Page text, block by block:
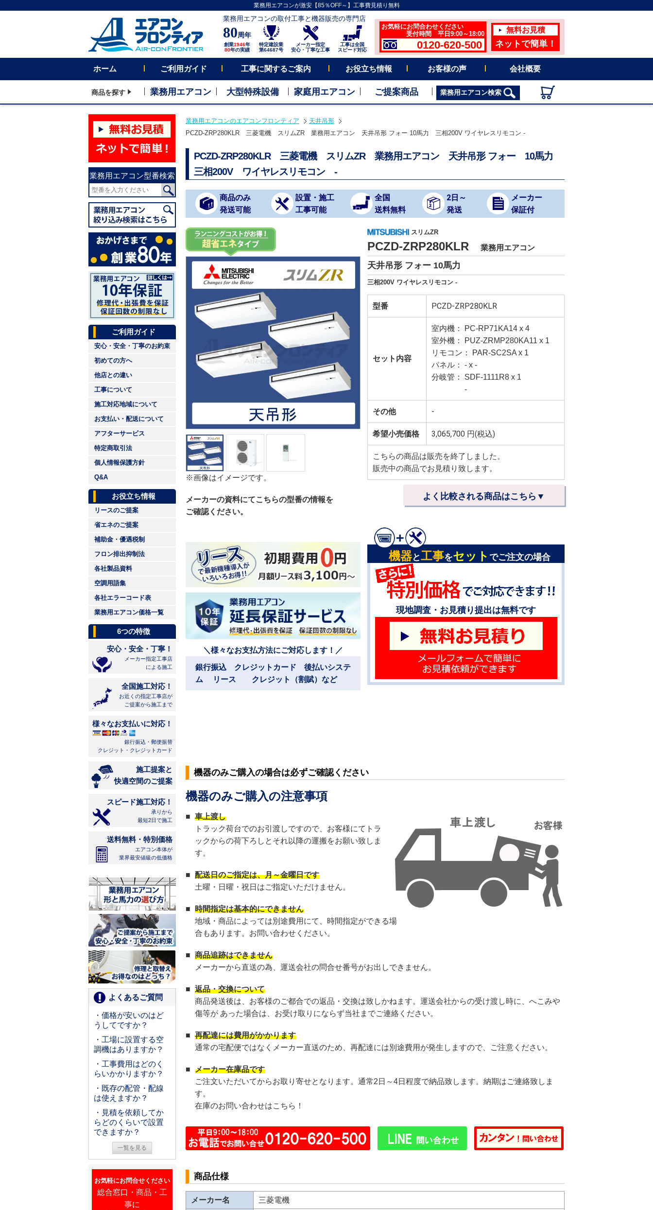
業務用エアコンが激安【85％OFF～】工事費見積り無料
業務用エアコンの取付工事と機器販売の専門店
80周年
創業1946年
80年の実績
特定建設業
第64687号
メーカー指定
安心・丁寧な工事
工事は全国
スピード対応
お気軽にお問合わせください
受付時間 平日9:00～18:00
0120-620-500
無料お見積
ネットで簡単！
ホーム ご利用ガイド 工事に関するご案内 お役立ち情報 お客様の声 会社概要
商品を探す 業務用エアコン 大型特殊設備 家庭用エアコン ご提案商品 業務用エアコン検索
業務用エアコン型番検索
ご利用ガイド
安心・安全・丁寧のお約束
初めての方へ
他店との違い
工事について
施工対応地域について
お支払い・配送について
アフターサービス
特定商取引法
個人情報保護方針
Q&A
お役立ち情報
リースのご提案
省エネのご提案
補助金・優遇税制
フロン排出抑制法
各社製品資料
空調用語集
各社エラーコード表
業務用エアコン価格一覧
6つの特徴
安心・安全・丁寧！
メーカー指定工事店
による施工
全国施工対応！
お近くの指定工事店が
ご提案から施工まで
様々なお支払いに対応！
銀行振込・郵便振替
クレジット・クレジットカード
施工提案と
快適空間のご提案
スピード施工対応！
承りから
最短2日で施工
送料無料・特別価格
エアコン本体が
業界最安値級の低価格
よくあるご質問
・価格が安いのはど
うしてですか？
・工場に設置する空
調機はありますか？
・工事費用はどのく
らいかかりますか？
・既存の配管・配線
は使えますか？
・見積を依頼してか
らどのくらいで設置
できますか？
一覧を見る
お気軽にお問合せください
総合窓口・商品・工
事に
業務用エアコンのエアコンフロンティア
天井吊形
PCZD-ZRP280KLR 三菱電機 スリムZR 業務用エアコン 天井吊形 フォー 10馬力 三相200V ワイヤレスリモコン -
PCZD-ZRP280KLR 三菱電機 スリムZR 業務用エアコン 天井吊形 フォー 10馬力
三相200V ワイヤレスリモコン -
商品のみ
発送可能
設置・施工
工事可能
全国
送料無料
2日～
発送
メーカー
保証付
※画像はイメージです。
メーカーの資料にてこちらの型番の情報を
ご確認ください。
スリムZR
PCZD-ZRP280KLR 業務用エアコン
天井吊形 フォー 10馬力
三相200V ワイヤレスリモコン -
型番 PCZD-ZRP280KLR
セット内容
室内機： PC-RP71KA14 x 4
室外機： PUZ-ZRMP280KA11 x 1
リモコン： PAR-SC2SA x 1
パネル： - x -
分岐管： SDF-1111R8 x 1
-
その他 -
希望小売価格 3,065,700 円(税込)
こちらの商品は販売を終了しました。
販売中の商品でお見積り致します。
よく比較される商品はこちら▼
＼様々なお支払方法にご対応します！／
銀行振込 クレジットカード 後払いシステ
ム リース クレジット（割賦）など
機器と工事をセット でご注文の場合
現地調査・お見積り提出は無料です
機器のみご購入の場合は必ずご確認ください
機器のみご購入の注意事項
■ 車上渡し
トラック荷台でのお引渡しですので、お客様にてトラ
ックからの荷下ろしとそれ以降の運搬をお願い致しま
す。
■ 配送日のご指定は、月～金曜日です
土曜・日曜・祝日はご指定いただけません。
■ 時間指定は基本的にできません
地域・商品によっては別途費用にて、時間指定ができる場
合もあります。お問い合わせください。
■ 商品追跡はできません
メーカーから直送の為、運送会社の問合せ番号がお出しできません。
■ 返品・交換について
商品発送後は、お客様のご都合での返品・交換は致しかねます。運送会社からの受け渡し時に、へこみや
傷等が あった場合は、お受け取りにならず当社までご連絡ください。
■ 再配達には費用がかかります
通常の宅配便ではなくメーカー直送のため、再配達には別途費用が発生しますので、ご注意ください。
■ メーカー在庫品です
ご注文いただいてからお取り寄せとなります。通常2日～4日程度で納品致します。納期はご連絡致しま
す。
在庫のお問い合わせはこちら！
商品仕様
メーカー名
三菱電機